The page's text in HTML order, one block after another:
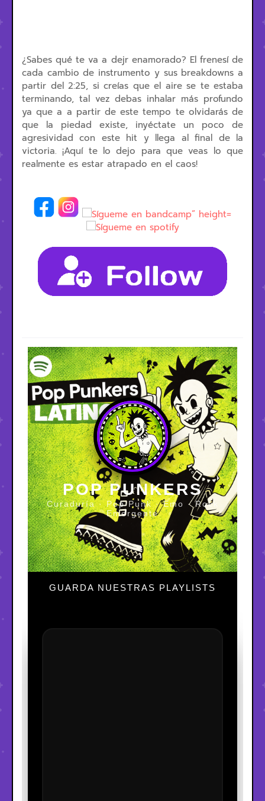
¿Sabes qué te va a dejr enamorado? El frenesí de
cada cambio de instrumento y sus breakdowns a
partir del 2:25, si creías que el aire se te estaba
terminando, tal vez debas inhalar más profundo
ya que a a partir de este tempo te olvidarás de
que la piedad existe, inyéctate un poco de
agresividad con este hit y llega al final de la
victoria. ¡Aquí te lo dejo para que veas lo que
realmente es estar atrapado en el caos!
POP PUNKERS
Curaduría · Pop Punk · Emo · Rock
Emergente
GUARDA NUESTRAS PLAYLISTS